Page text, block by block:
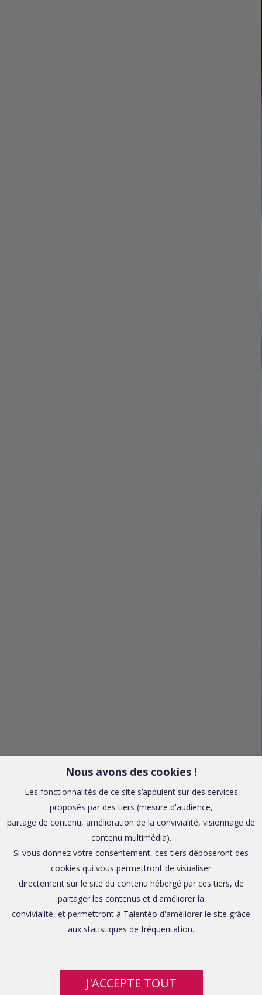
Nous avons des cookies !
Les fonctionnalités de ce site s’appuient sur des services
proposés par des tiers (mesure d'audience,
partage de contenu, amélioration de la convivialité, visionnage de
contenu multimédia).
Si vous donnez votre consentement, ces tiers déposeront des
cookies qui vous permettront de visualiser
directement sur le site du contenu hébergé par ces tiers, de
partager les contenus et d'améliorer la
convivialité, et permettront à Talentéo d'améliorer le site grâce
aux statistiques de fréquentation.
J'ACCEPTE TOUT